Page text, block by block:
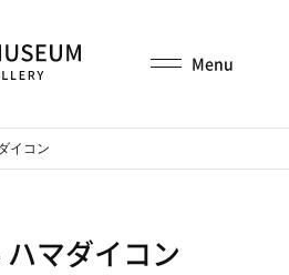
イコン
マダイコン